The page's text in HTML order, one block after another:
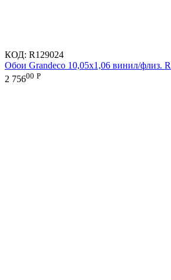
КОД: R129024
Обои Grandeco 10,05х1,06 винил/флиз.
2 75600 Р